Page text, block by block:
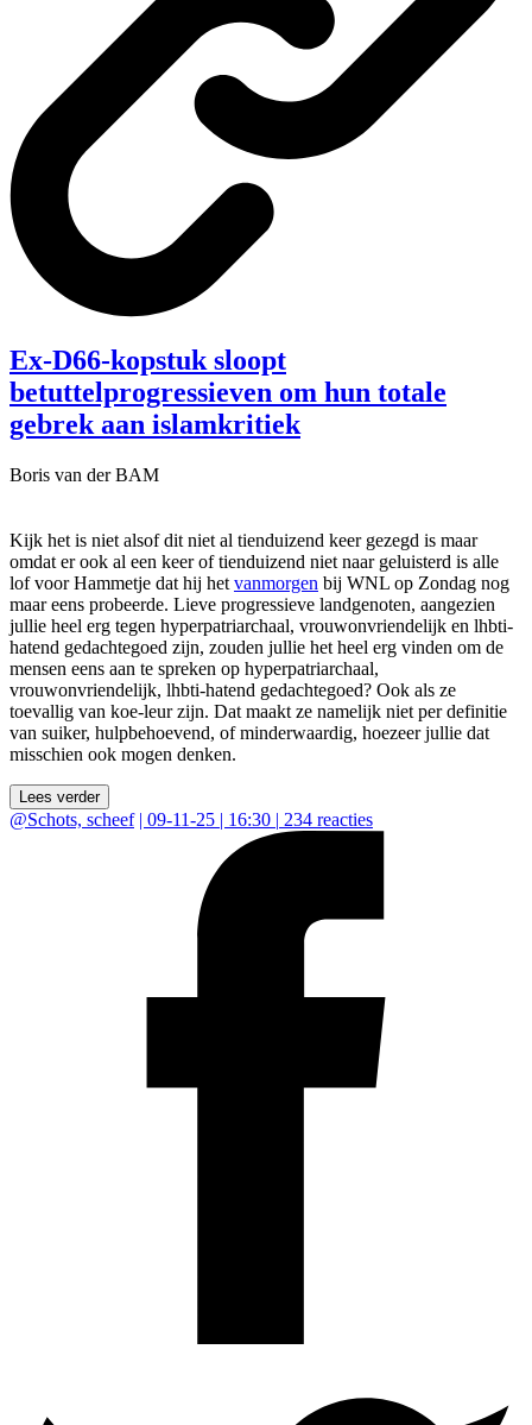
Ex-D66-kopstuk sloopt
betuttelprogressieven om hun totale
gebrek aan islamkritiek
Boris van der BAM
Kijk het is niet alsof dit niet al tienduizend keer gezegd is maar
omdat er ook al een keer of tienduizend niet naar geluisterd is alle
lof voor Hammetje dat hij het vanmorgen bij WNL op Zondag nog
maar eens probeerde. Lieve progressieve landgenoten, aangezien
jullie heel erg tegen hyperpatriarchaal, vrouwonvriendelijk en lhbti-
hatend gedachtegoed zijn, zouden jullie het heel erg vinden om de
mensen eens aan te spreken op hyperpatriarchaal,
vrouwonvriendelijk, lhbti-hatend gedachtegoed? Ook als ze
toevallig van koe-leur zijn. Dat maakt ze namelijk niet per definitie
van suiker, hulpbehoevend, of minderwaardig, hoezeer jullie dat
misschien ook mogen denken.
Lees verder
@Schots, scheef | 09-11-25 | 16:30 | 234 reacties